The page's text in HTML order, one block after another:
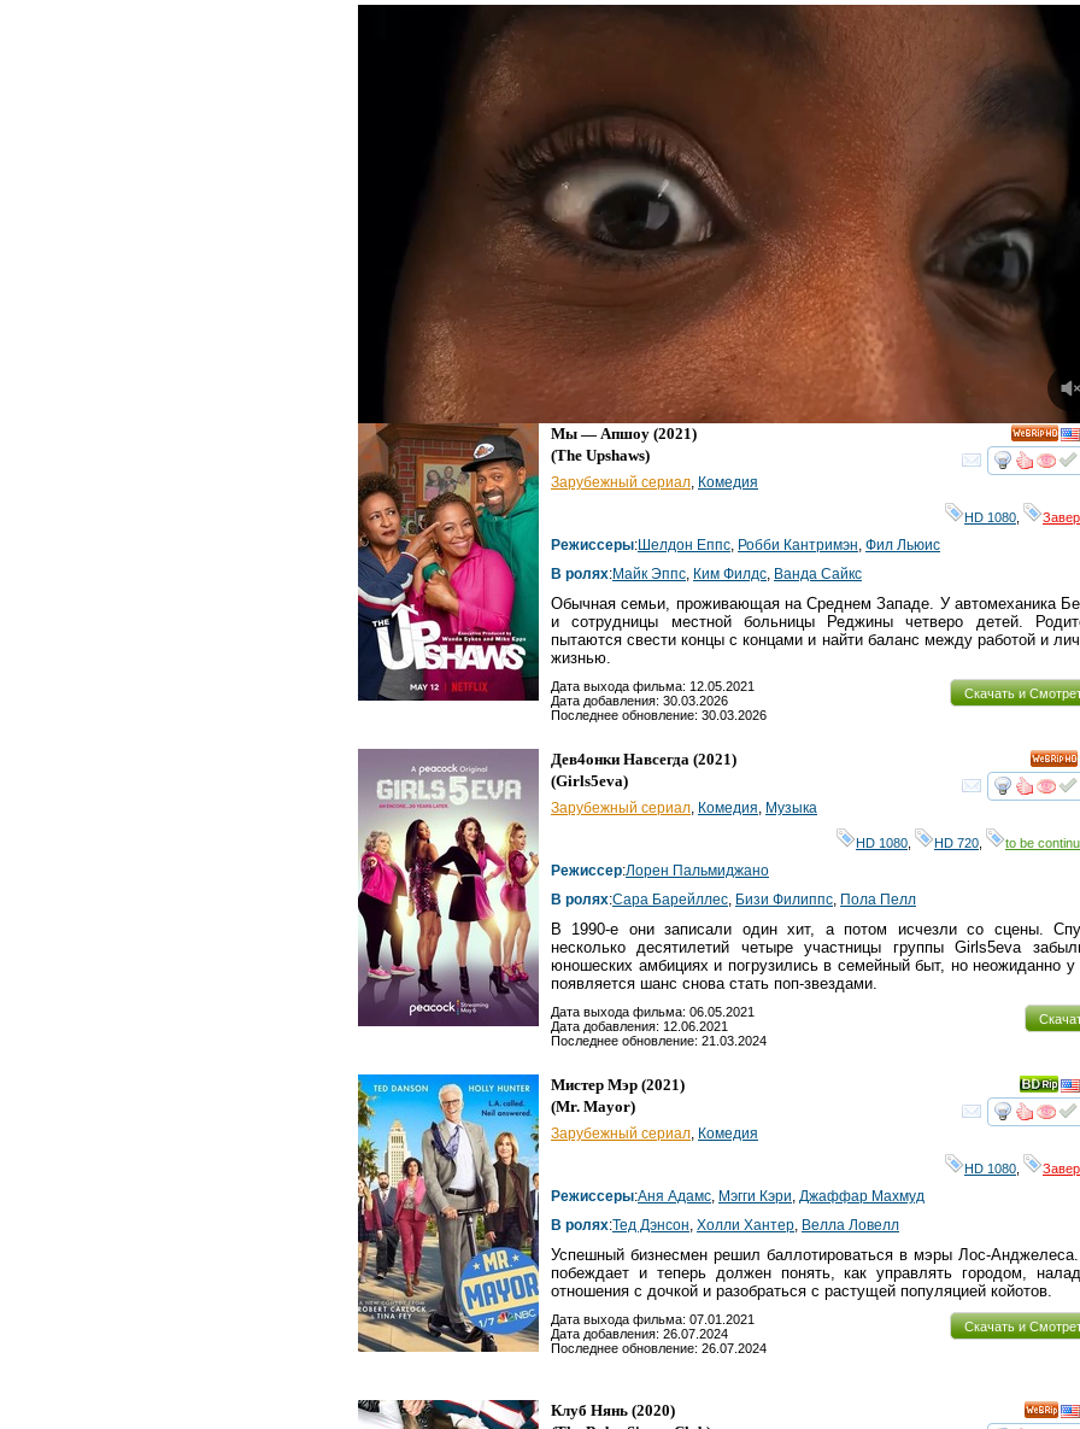
HD
Мы — Апшоу (2021)
(The Upshaws)
Зарубежный сериал Комедия
HD 1080
Режиссеры:Шелдон Еппс Робби Кантримэн Фил Льюис
В ролях:Майк Эппс Ким Филдс Ванда Сайкс
Обычная семьи, проживающая на Среднем Западе. У автомеханика
и сотрудницы местной больницы Реджины четверо детей.
пытаются свести концы с концами и найти баланс между работой и
жизнью.
Скачать и
Дата выхода фильма: 12.05.2021
Дата добавления: 30.03.2026
Последнее обновление: 30.03.2026
HD
Дев4онки Навсегда (2021)
(Girls5eva)
Зарубежный сериал Комедия Музыка
HD 1080 HD 720 to be
Режиссер:Лорен Пальмиджано
В ролях:Сара Барейллес Бизи Филиппс Пола Пелл
В 1990-е они записали один хит, а потом исчезли со сцены.
несколько десятилетий четыре участницы группы Girls5eva
юношеских амбициях и погрузились в семейный быт, но неожиданно у
появляется шанс снова стать поп-звездами.
Дата выхода фильма: 06.05.2021
Дата добавления: 12.06.2021
Последнее обновление: 21.03.2024
Мистер Мэр (2021)
(Mr. Mayor)
Зарубежный сериал Комедия
HD 1080
Режиссеры:Аня Адамс Мэгги Кэри Джаффар Махмуд
В ролях:Тед Дэнсон Холли Хантер Велла Ловелл
Успешный бизнесмен решил баллотироваться в мэры Лос-
побеждает и теперь должен понять, как управлять городом,
отношения с дочкой и разобраться с растущей популяцией койотов.
Скачать и
Дата выхода фильма: 07.01.2021
Дата добавления: 26.07.2024
Последнее обновление: 26.07.2024
Клуб Нянь (2020)